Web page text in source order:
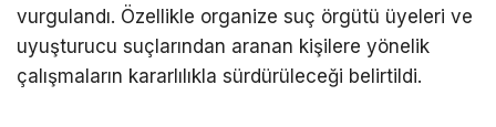
vurgulandı. Özellikle organize suç örgütü üyeleri ve
uyuşturucu suçlarından aranan kişilere yönelik
çalışmaların kararlılıkla sürdürüleceği belirtildi.